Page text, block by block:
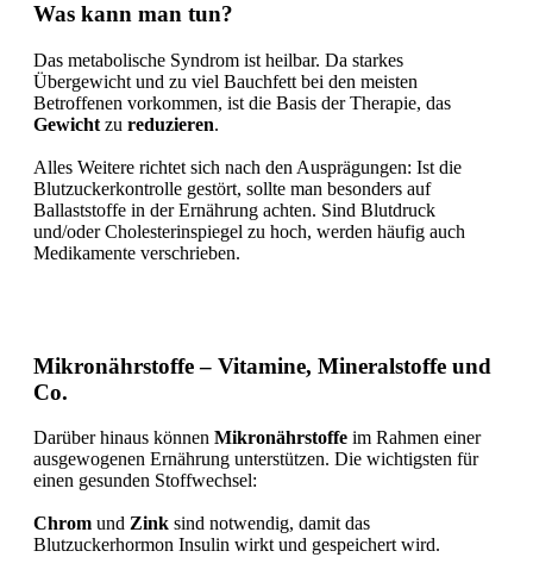
Was kann man tun?
Das metabolische Syndrom ist heilbar. Da starkes
Übergewicht und zu viel Bauchfett bei den meisten
Betroffenen vorkommen, ist die Basis der Therapie, das
Gewicht zu reduzieren.
Alles Weitere richtet sich nach den Ausprägungen: Ist die
Blutzuckerkontrolle gestört, sollte man besonders auf
Ballaststoffe in der Ernährung achten. Sind Blutdruck
und/oder Cholesterinspiegel zu hoch, werden häufig auch
Medikamente verschrieben.
Mikronährstoffe – Vitamine, Mineralstoffe und
Co.
Darüber hinaus können Mikronährstoffe im Rahmen einer
ausgewogenen Ernährung unterstützen. Die wichtigsten für
einen gesunden Stoffwechsel:
Chrom und Zink sind notwendig, damit das
Blutzuckerhormon Insulin wirkt und gespeichert wird.